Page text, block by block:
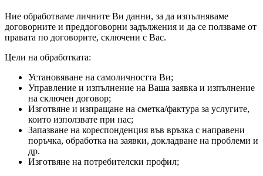
Ние обработваме личните Ви данни, за да изпълняваме
договорните и преддоговорни задължения и да се ползваме от
правата по договорите, сключени с Вас.
Цели на обработката:
Установяване на самоличността Ви;
Управление и изпълнение на Ваша заявка и изпълнение
на сключен договор;
Изготвяне и изпращане на сметка/фактура за услугите,
които използвате при нас;
Запазване на кореспонденция във връзка с направени
поръчка, обработка на заявки, докладване на проблеми и
др.
Изготвяне на потребителски профил;